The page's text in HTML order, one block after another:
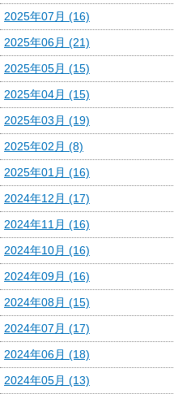
2025年07月 (16)
2025年06月 (21)
2025年05月 (15)
2025年04月 (15)
2025年03月 (19)
2025年02月 (8)
2025年01月 (16)
2024年12月 (17)
2024年11月 (16)
2024年10月 (16)
2024年09月 (16)
2024年08月 (15)
2024年07月 (17)
2024年06月 (18)
2024年05月 (13)